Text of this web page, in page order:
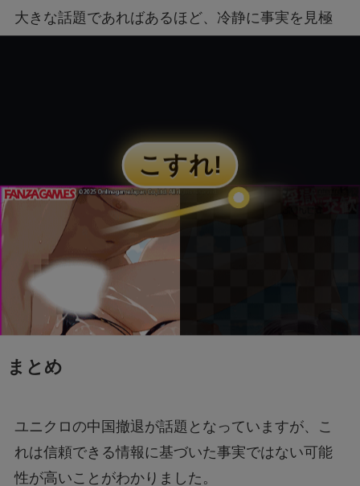
大きな話題であればあるほど、冷静に事実を見極
まとめ
ユニクロの中国撤退が話題となっていますが、こ
れは信頼できる情報に基づいた事実ではない可能
性が高いことがわかりました。